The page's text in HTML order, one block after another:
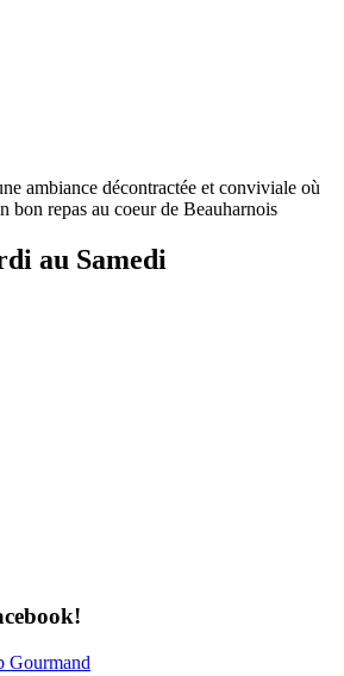
ambiance décontractée et conviviale où
bon repas au coeur de Beauharnois
au Samedi
Gourmand